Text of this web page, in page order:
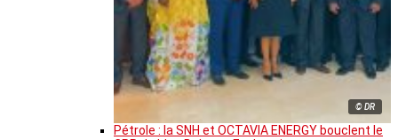
© DR
Pétrole : la SNH et OCTAVIA ENERGY bouclent le